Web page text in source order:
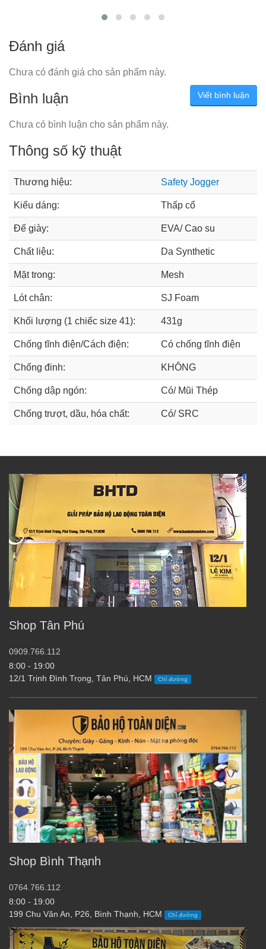
Đánh giá
Chưa có đánh giá cho sản phẩm này.
Viết bình luận
Bình luận
Chưa có bình luận cho sản phẩm này.
Thông số kỹ thuật
Thương hiệu: Safety Jogger
Kiểu dáng: Thấp cổ
Đế giày: EVA/ Cao su
Chất liệu: Da Synthetic
Mặt trong: Mesh
Lót chân: SJ Foam
Khối lượng (1 chiếc size 41): 431g
Chống tĩnh điện/Cách điện: Có chống tĩnh điện
Chống đinh: KHÔNG
Chống dập ngón: Có/ Mũi Thép
Chống trượt, dầu, hóa chất: Có/ SRC
Shop Tân Phú
0909.766.112
8:00 - 19:00
12/1 Trịnh Đình Trọng, Tân Phú, HCM
Chỉ đường
Shop Bình Thạnh
0764.766.112
8:00 - 19:00
199 Chu Văn An, P26, Bình Thạnh, HCM
Chỉ đường